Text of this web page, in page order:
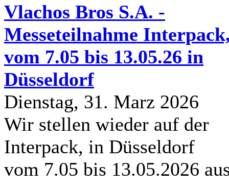
Vlachos Bros S.A. -
Messeteilnahme
vom 7.05 bis 13.05.26 in
Düsseldorf
Dienstag, 31. Marz 2026
Wir stellen wieder auf der
Interpack, in Düsseldorf
vom 7.05 bis 13.05.2026